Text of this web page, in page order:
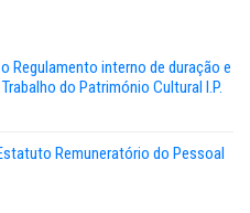
Regulamento interno de duração e
do Património Cultural I.P.
Remuneratório do Pessoal